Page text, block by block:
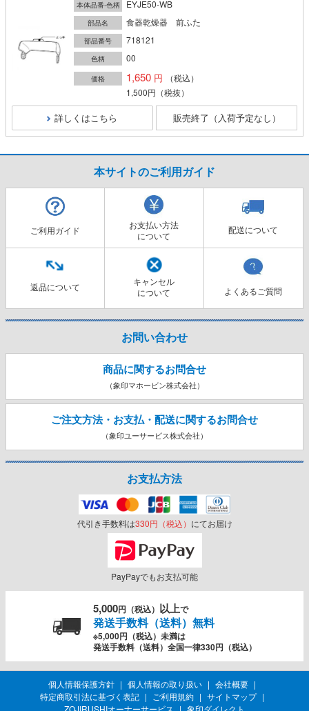
本体品番-色柄 EYJE50-WB
部品名 食器乾燥器 前ふた
部品番号 718121
色柄 00
価格 1,650
（税込）
1,500円 （税抜）
詳しくはこちら 販売終了（入荷予定なし）
本サイトのご利用ガイド
ご利用ガイド
お支払い方法
について
配送について
返品について
キャンセル
について
よくあるご質問
お問い合わせ
商品に関するお問合せ
（象印マホービン株式会社）
ご注文方法・お支払・配送に関するお問合せ
（象印ユーサービス株式会社）
お支払方法
代引き手数料は330円（税込） にてお届け
PayPayでもお支払可能
5,000円（税込） 以上で
発送手数料（送料）無料
※5,000円（税込）未満は
発送手数料（送料）全国一律330円（税込）
個人情報保護方針 個人情報の取り扱い
会社概要
特定商取引法に基づく表記
ご利用規約
サイトマップ
ZOJIRUSHIオーナーサービス
象印ダイレクト